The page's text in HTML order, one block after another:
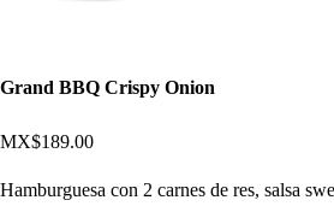
Grand BBQ Crispy Onion
MX$189.00
Hamburguesa con 2 carnes de res, salsa